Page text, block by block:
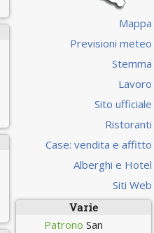
Mappa
Previsioni meteo
Stemma
Lavoro
Sito ufficiale
Ristoranti
Case: vendita e affitto
Alberghi e Hotel
Siti Web
Varie
Patrono San